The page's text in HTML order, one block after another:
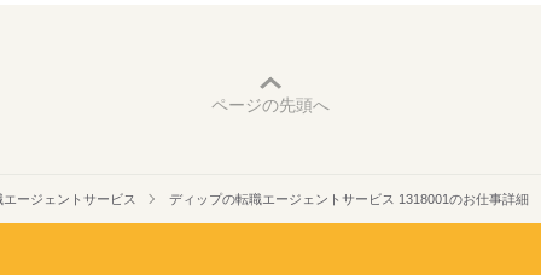
ページの先頭へ
ージェントサービス ディップの転職エージェントサービス 1318001のお仕事詳細